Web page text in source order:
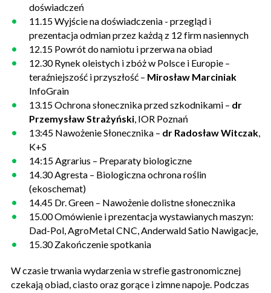
doświadczeń
11.15 Wyjście na doświadczenia - przegląd i
prezentacja odmian przez każdą z 12 firm nasiennych
12.15 Powrót do namiotu i przerwa na obiad
12.30 Rynek oleistych i zbóż w Polsce i Europie –
teraźniejszość i przyszłość – Mirosław Marciniak
InfoGrain
13.15 Ochrona słonecznika przed szkodnikami – dr
Przemysław Strażyński , IOR Poznań
13:45 Nawożenie Słonecznika – dr Radosław Witczak
K+S
14:15 Agrarius – Preparaty biologiczne
14.30 Agresta – Biologiczna ochrona roślin
(ekoschemat)
14.45 Dr. Green – Nawożenie dolistne słonecznika
15.00 Omówienie i prezentacja wystawianych maszyn:
Dad-Pol, AgroMetal CNC, Anderwald Satio Nawigacje,
15.30 Zakończenie spotkania
W czasie trwania wydarzenia w strefie gastronomicznej
czekają obiad, ciasto oraz gorące i zimne napoje. Podczas